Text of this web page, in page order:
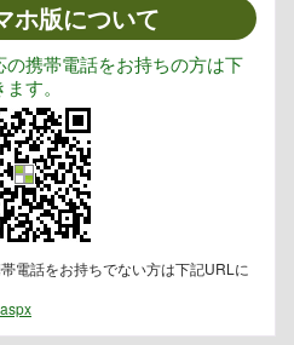
ホ版について
携帯電話をお持ちの方は下
す。
電話をお持ちでない方は下記URLに